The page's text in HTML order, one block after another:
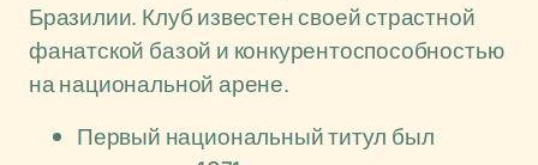
Бразилии. Клуб известен своей страстной
фанатской базой и конкурентоспособностью
на национальной арене.
Первый национальный титул был